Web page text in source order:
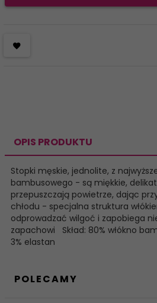
OPIS PRODUKTU
Stopki męskie, jednolite, z
bambusowego - są miękkie,
przepuszczają powietrze, dając
chłodu - specjalna struktura
odprowadzać wilgoć i zapobiega
zapachowi Skład: 80% włókno
3% elastan
POLECAMY